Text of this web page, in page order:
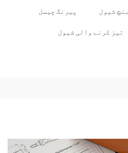
بنچ شیول پیرنگ چیسل
تیز کرنے والی شیول